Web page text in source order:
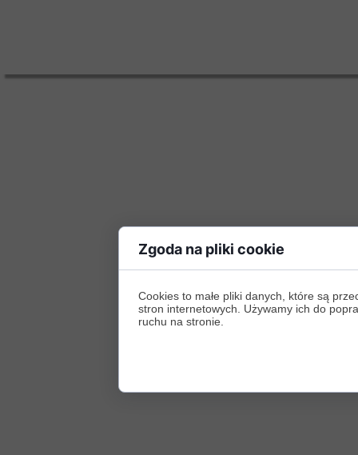
Zgoda na pliki cookie
Cookies to małe pliki danych, które są
stron internetowych. Używamy ich do
ruchu na stronie.